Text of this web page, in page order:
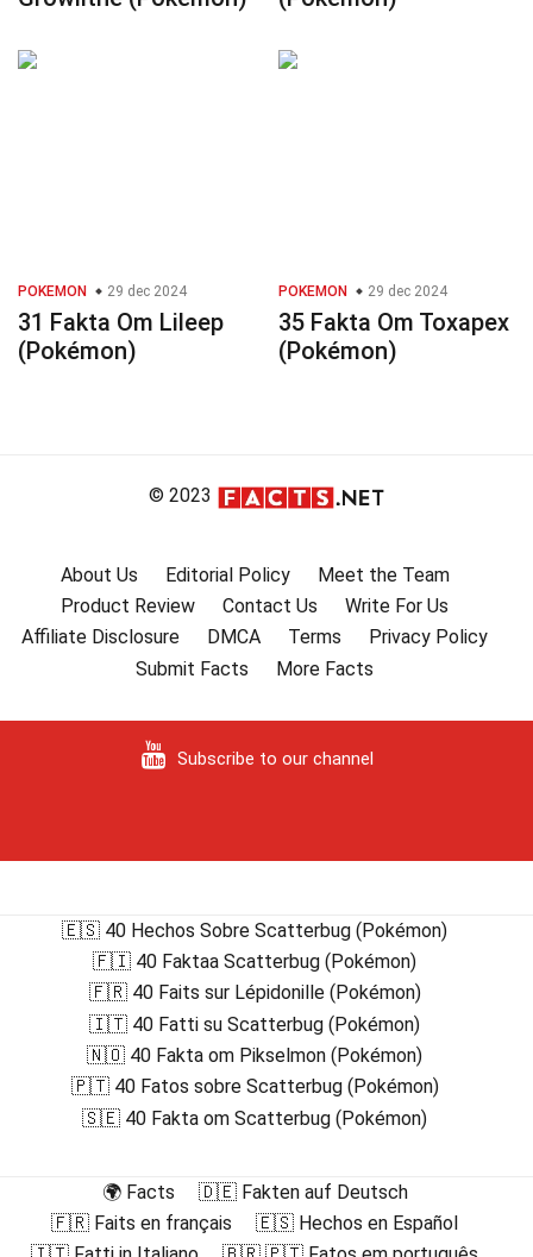
POKEMON 29 dec 2024
31 Fakta Om Lileep
(Pokémon)
POKEMON 29 dec 2024
35 Fakta Om Toxapex
(Pokémon)
© 2023
About Us Editorial Policy
Meet the Team
Product Review
Contact Us
Write For Us
Affiliate Disclosure
DMCA Terms
Privacy Policy
Submit Facts
More Facts
Subscribe to our channel
🇪🇸 40 Hechos Sobre Scatterbug (Pokémon)
🇫🇮 40 Faktaa Scatterbug (Pokémon)
🇫🇷 40 Faits sur Lépidonille (Pokémon)
🇮🇹 40 Fatti su Scatterbug (Pokémon)
🇳🇴 40 Fakta om Pikselmon (Pokémon)
🇵🇹 40 Fatos sobre Scatterbug (Pokémon)
🇸🇪 40 Fakta om Scatterbug (Pokémon)
🌍 Facts
🇩🇪 Fakten auf Deutsch
🇫🇷 Faits en français
🇪🇸 Hechos en Español